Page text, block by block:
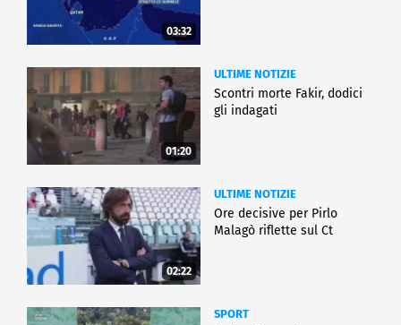
03:32
01:20
ULTIME NOTIZIE
Scontri morte Fakir, dodici
gli indagati
02:22
ULTIME NOTIZIE
Ore decisive per Pirlo
Malagò riflette sul Ct
SPORT